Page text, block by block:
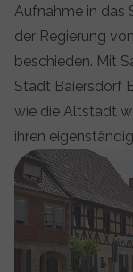
Show larger
Aufnahme in das
der Regierung
beschieden. Mit
Stadt Baiersdorf
wie die Altstadt
ihren